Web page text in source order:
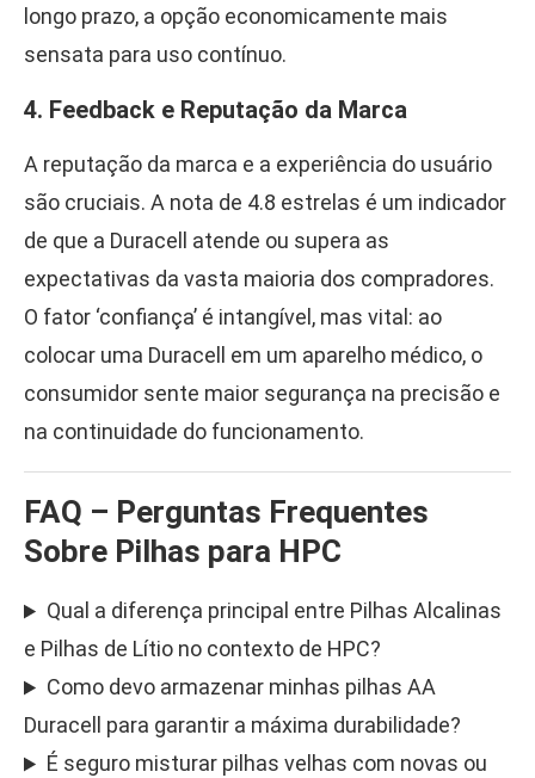
longo prazo, a opção economicamente mais
sensata para uso contínuo.
4. Feedback e Reputação da Marca
A reputação da marca e a experiência do usuário
são cruciais. A nota de 4.8 estrelas é um indicador
de que a Duracell atende ou supera as
expectativas da vasta maioria dos compradores.
O fator ‘confiança’ é intangível, mas vital: ao
colocar uma Duracell em um aparelho médico, o
consumidor sente maior segurança na precisão e
na continuidade do funcionamento.
FAQ – Perguntas Frequentes
Sobre Pilhas para HPC
Qual a diferença principal entre Pilhas Alcalinas
e Pilhas de Lítio no contexto de HPC?
Como devo armazenar minhas pilhas AA
Duracell para garantir a máxima durabilidade?
É seguro misturar pilhas velhas com novas ou